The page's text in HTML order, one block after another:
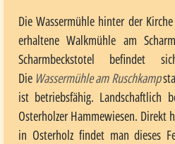
Die Wassermühle hinter der Kirche
erhaltene Walkmühle am
Scharmbeckstotel befindet
Die Wassermühle am Ruschkamp
ist betriebsfähig. Landschaftlich
Osterholzer Hammewiesen. Direkt
in Osterholz findet man dieses